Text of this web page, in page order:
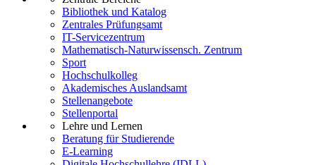
Bibliothek und Katalog
Zentrales Prüfungsamt
IT-Servicezentrum
Mathematisch-Naturwissensch. Zentrum
Sport
Hochschulkolleg
Akademisches Auslandsamt
Stellenangebote
Stellenportal
Lehre und Lernen
Beratung für Studierende
E-Learning